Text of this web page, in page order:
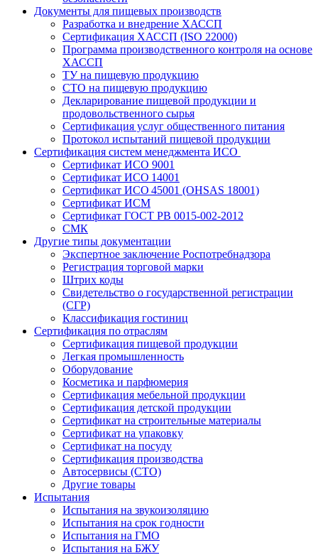
Документы для пищевых производств
Разработка и внедрение ХАССП
Сертификация ХАССП (ISO 22000)
Программа производственного контроля на основе
ХАССП
ТУ на пищевую продукцию
СТО на пищевую продукцию
Декларирование пищевой продукции и
продовольственного сырья
Сертификация услуг общественного питания
Протокол испытаний пищевой продукции
Сертификация систем менеджмента ИСО
Сертификат ИСО 9001
Сертификат ИСО 14001
Сертификат ИСО 45001 (OHSAS 18001)
Сертификат ИСМ
Сертификат ГОСТ РВ 0015-002-2012
СМК
Другие типы документации
Экспертное заключение Роспотребнадзора
Регистрация торговой марки
Штрих коды
Свидетельство о государственной регистрации
(СГР)
Классификация гостиниц
Сертификация по отраслям
Сертификация пищевой продукции
Легкая промышленность
Оборудование
Косметика и парфюмерия
Сертификация мебельной продукции
Сертификация детской продукции
Сертификат на строительные материалы
Сертификат на упаковку
Сертификат на посуду
Сертификация производства
Автосервисы (СТО)
Другие товары
Испытания
Испытания на звукоизоляцию
Испытания на срок годности
Испытания на ГМО
Испытания на БЖУ